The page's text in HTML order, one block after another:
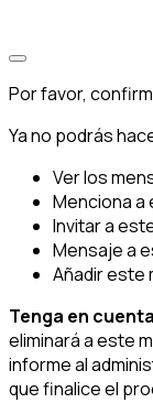
Por favor,
Ya no podrás
Ver los
Menciona a
Invitar a
Mensaje a
Añadir este
Tenga en
eliminará a este
informe al
que finalice el